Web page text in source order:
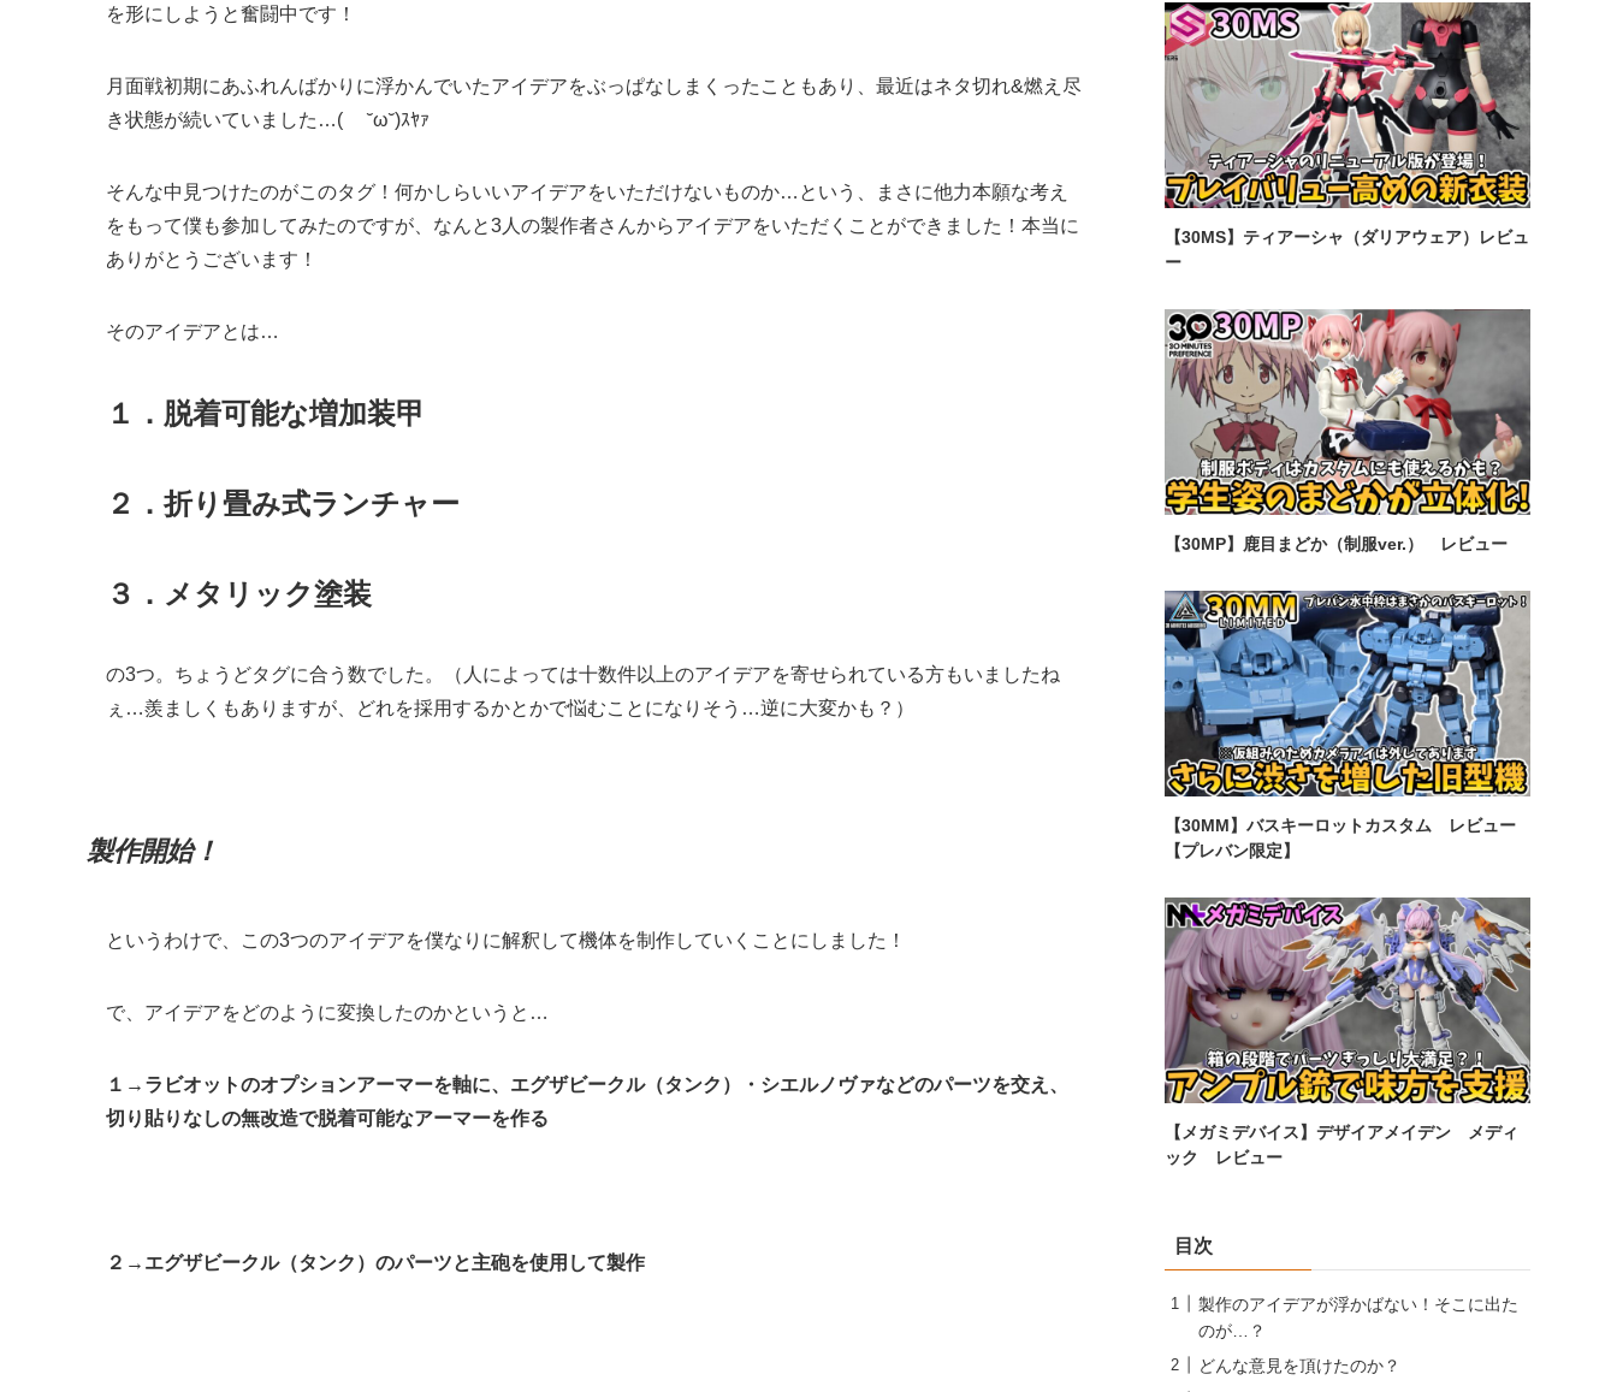
を形にしようと奮闘中です！
月面戦初期にあふれんばかりに浮かんでいたアイデアをぶっぱなしまくったこともあり、最近はネタ切れ&燃え尽
き状態が続いていました…( ˘ω˘)ｽﾔｧ
そんな中見つけたのがこのタグ！何かしらいいアイデアをいただけないものか…という、まさに他力本願な考え
をもって僕も参加してみたのですが、なんと3人の製作者さんからアイデアをいただくことができました！本当に
ありがとうございます！
そのアイデアとは…
１．脱着可能な増加装甲
２．折り畳み式ランチャー
３．メタリック塗装
の3つ。ちょうどタグに合う数でした。（人によっては十数件以上のアイデアを寄せられている方もいましたね
ぇ…羨ましくもありますが、どれを採用するかとかで悩むことになりそう…逆に大変かも？）
製作開始！
というわけで、この3つのアイデアを僕なりに解釈して機体を制作していくことにしました！
で、アイデアをどのように変換したのかというと…
１→ラビオットのオプションアーマーを軸に、エグザビークル（タンク）・シエルノヴァなどのパーツを交え、
切り貼りなしの無改造で脱着可能なアーマーを作る
２→エグザビークル（タンク）のパーツと主砲を使用して製作
【30MS】ティアーシャ（ダリアウェア）レビュ
ー
【30MP】鹿目まどか（制服ver.） レビュー
【30MM】バスキーロットカスタム レビュー
【プレバン限定】
【メガミデバイス】デザイアメイデン メディ
ック レビュー
目次
製作のアイデアが浮かばない！そこに出た
のが…？
どんな意見を頂けたのか？